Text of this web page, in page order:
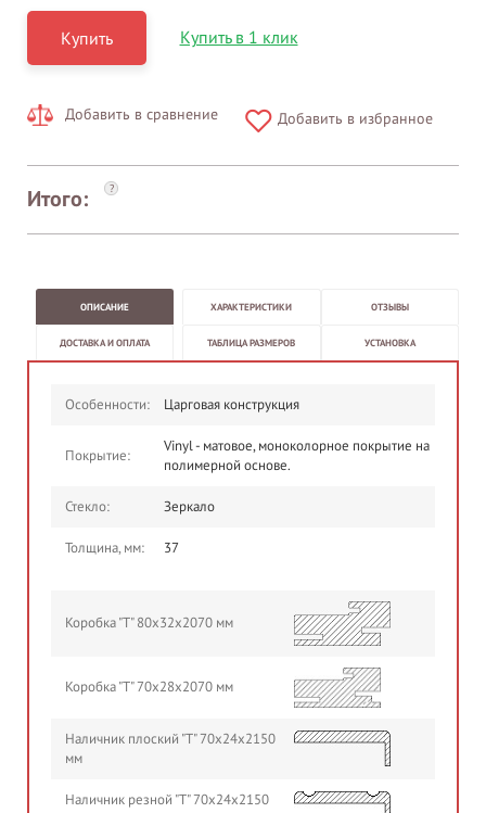
Купить Купить в 1 клик
Добавить в сравнение Добавить в избранное
Итого: ?
ОПИСАНИЕ ХАРАКТЕРИСТИКИ ОТЗЫВЫ
ДОСТАВКА И ОПЛАТА ТАБЛИЦА РАЗМЕРОВ УСТАНОВКА
Особенности: Царговая конструкция
Покрытие:
Vinyl - матовое, моноколорное покрытие на
полимерной основе.
Стекло: Зеркало
Толщина, мм: 37
Коробка "Т" 80х32х2070 мм
Коробка "Т" 70х28х2070 мм
Наличник плоский "Т" 70х24х2150
мм
Наличник резной "Т" 70х24х2150